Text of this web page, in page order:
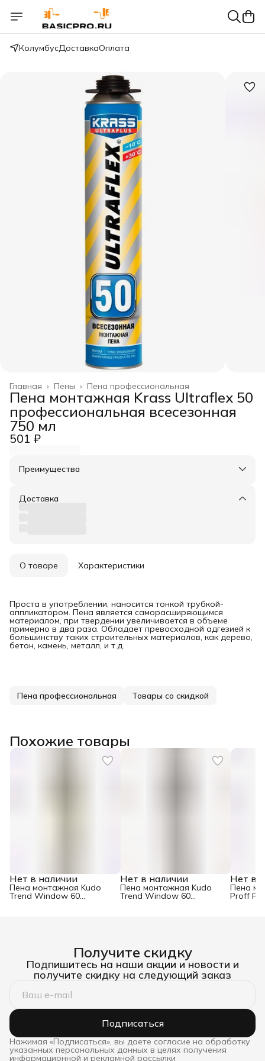
КолумбусДоставкаОплата
Пена профессиональная
Пены ›
Главная ›
Пена монтажная Krass Ultraflex 50
профессиональная всесезонная
750 мл
501 ₽
Преимущества
Оплата частями в Сплит
Удобный возврат
Доставка
О товаре Характеристики
Проста в употреблении, наносится тонкой трубкой-
аппликатором. Пена является саморасширяющимся
материалом, при твердении увеличивается в объеме
примерно в два раза. Обладает превосходной адгезией к
большинству таких строительных материалов, как дерево,
бетон, камень, металл, и т.д.
Пена профессиональная Товары со скидкой
Похожие товары
Нет в наличии
Пена монтажная Kudo
Trend Window 60
Нет в наличии
Пена монтажная Kudo
Trend Window 60
Нет в
Пена
Proff
Получите скидку
Подпишитесь на наши акции и новости и
получите скидку на следующий заказ
Подписаться
Нажимая «Подписаться», вы даете согласие на обработку
указанных персональных данных в целях получения
информационной и рекламной рассылки